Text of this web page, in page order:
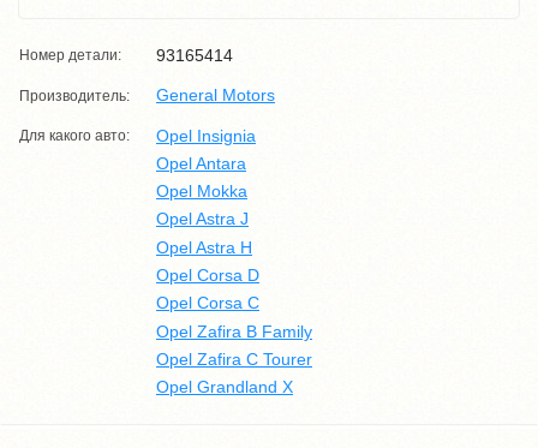
Номер детали: 93165414
Производитель: General Motors
Для какого авто:
Opel Insignia
Opel Antara
Opel Mokka
Opel Astra J
Opel Astra H
Opel Corsa D
Opel Corsa C
Opel Zafira B Family
Opel Zafira C Tourer
Opel Grandland X